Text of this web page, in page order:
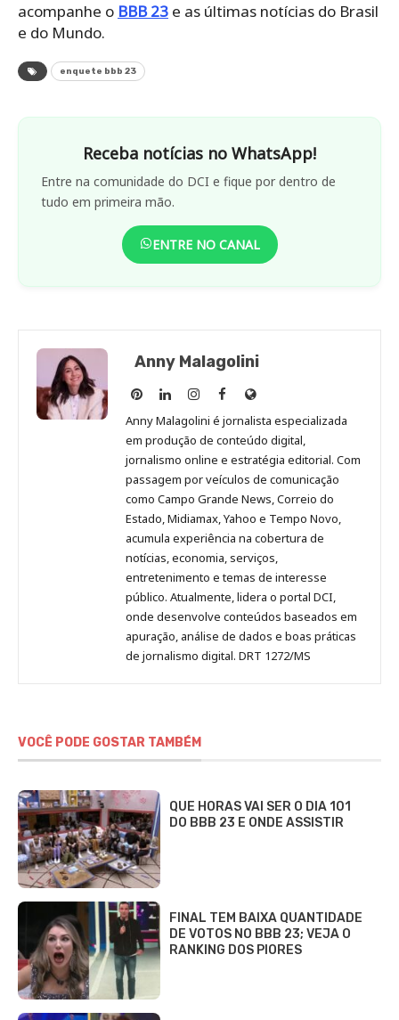
acompanhe o BBB 23 e as últimas notícias do Brasil
e do Mundo.
enquete bbb 23
Receba notícias no WhatsApp!
Entre na comunidade do DCI e fique por dentro de
tudo em primeira mão.
ENTRE NO CANAL
Anny Malagolini
Anny
Malagolini
no
Pinterest
Anny
Malagolini
no
LinkedIn
Anny
Malagolini
no
Instagram
Anny
Malagolini
no
Facebook
Site
de
Anny
Malagolini
Anny Malagolini é jornalista especializada
em produção de conteúdo digital,
jornalismo online e estratégia editorial. Com
passagem por veículos de comunicação
como Campo Grande News, Correio do
Estado, Midiamax, Yahoo e Tempo Novo,
acumula experiência na cobertura de
notícias, economia, serviços,
entretenimento e temas de interesse
público. Atualmente, lidera o portal DCI,
onde desenvolve conteúdos baseados em
apuração, análise de dados e boas práticas
de jornalismo digital. DRT 1272/MS
VOCÊ PODE GOSTAR TAMBÉM
QUE HORAS VAI SER O DIA 101
DO BBB 23 E ONDE ASSISTIR
FINAL TEM BAIXA QUANTIDADE
DE VOTOS NO BBB 23; VEJA O
RANKING DOS PIORES